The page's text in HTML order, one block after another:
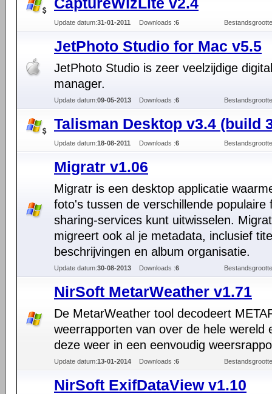
Update datum:31-01-2011 Downloads :6
JetPhoto Studio for Mac v5.5
JetPhoto Studio is zeer veelzijdige
manager.
Update datum:09-05-2013 Downloads :6
Talisman Desktop v3.4 (build
Update datum:18-08-2011 Downloads :6
Migratr v1.06
Migratr is een desktop applicatie
foto's tussen de verschillende populaire
sharing-services kunt uitwisselen.
migreert ook al je metadata, inclusief
beschrijvingen en album organisatie.
Update datum:30-08-2013 Downloads :6
NirSoft MetarWeather v1.71
De MetarWeather tool decodeert
weerrapporten van over de hele wereld
deze weer in een eenvoudig
Update datum:13-01-2014 Downloads :6
NirSoft ExifDataView v1.10